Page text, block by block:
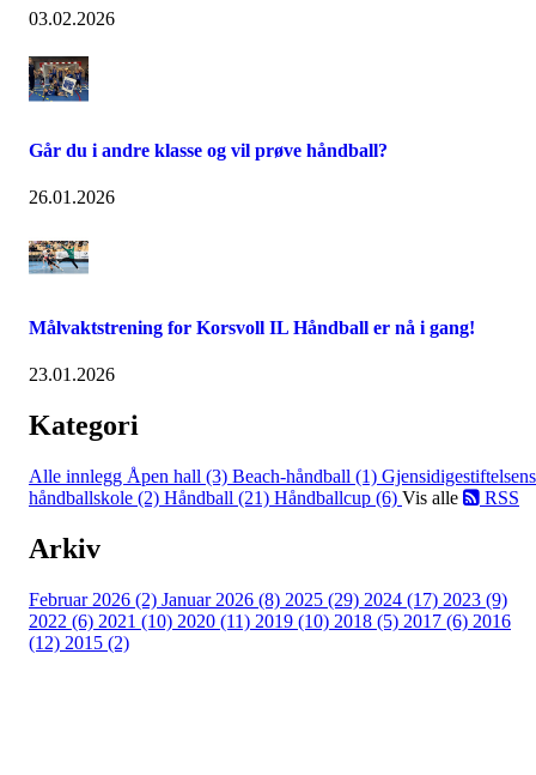
03.02.2026
Går du i andre klasse og vil prøve håndball?
26.01.2026
Målvaktstrening for Korsvoll IL Håndball er nå i gang!
23.01.2026
Kategori
Alle innlegg Åpen hall (3) Beach-håndball (1) Gjensidigestiftelsens
håndballskole (2) Håndball (21) Håndballcup (6) Vis alle RSS
Arkiv
Februar 2026 (2) Januar 2026 (8) 2025 (29) 2024 (17) 2023 (9)
2022 (6) 2021 (10) 2020 (11) 2019 (10) 2018 (5) 2017 (6) 2016
(12) 2015 (2)